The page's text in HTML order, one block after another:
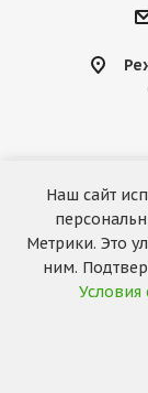
Наш сайт
Метрики. Это
ним.